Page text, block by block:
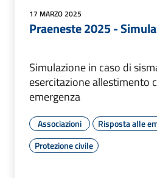
17 MARZO 2025
Praeneste 2025 -
Simulazione in caso di
esercitazione allestimento
emergenza
Associazioni
Risposta alle
Protezione civile